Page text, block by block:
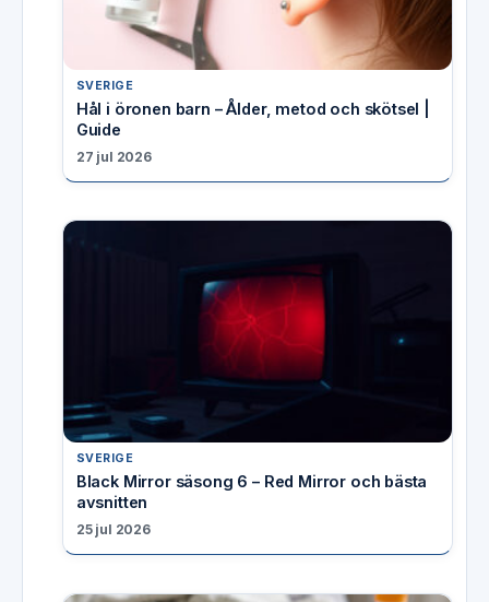
SVERIGE
Hål i öronen barn – Ålder, metod och skötsel |
Guide
27 jul 2026
SVERIGE
Black Mirror säsong 6 – Red Mirror och bästa
avsnitten
25 jul 2026